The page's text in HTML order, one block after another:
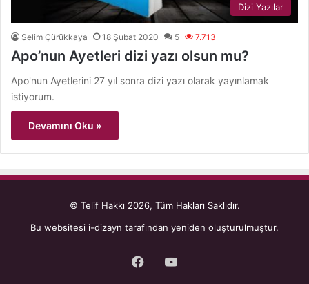
Dizi Yazılar
Selim Çürükkaya 18 Şubat 2020 5 7.713
Apo’nun Ayetleri dizi yazı olsun mu?
Apo'nun Ayetlerini 27 yıl sonra dizi yazı olarak yayınlamak
istiyorum.
Devamını Oku »
© Telif Hakkı 2026, Tüm Hakları Saklıdır.
Bu websitesi i-dizayn tarafından yeniden oluşturulmuştur.
Facebook